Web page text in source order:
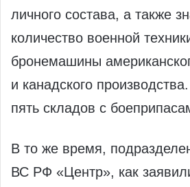
личного состава, а также
количество военной
бронемашины
и канадского
пять складов с
В то же время,
ВС РФ «Центр», как